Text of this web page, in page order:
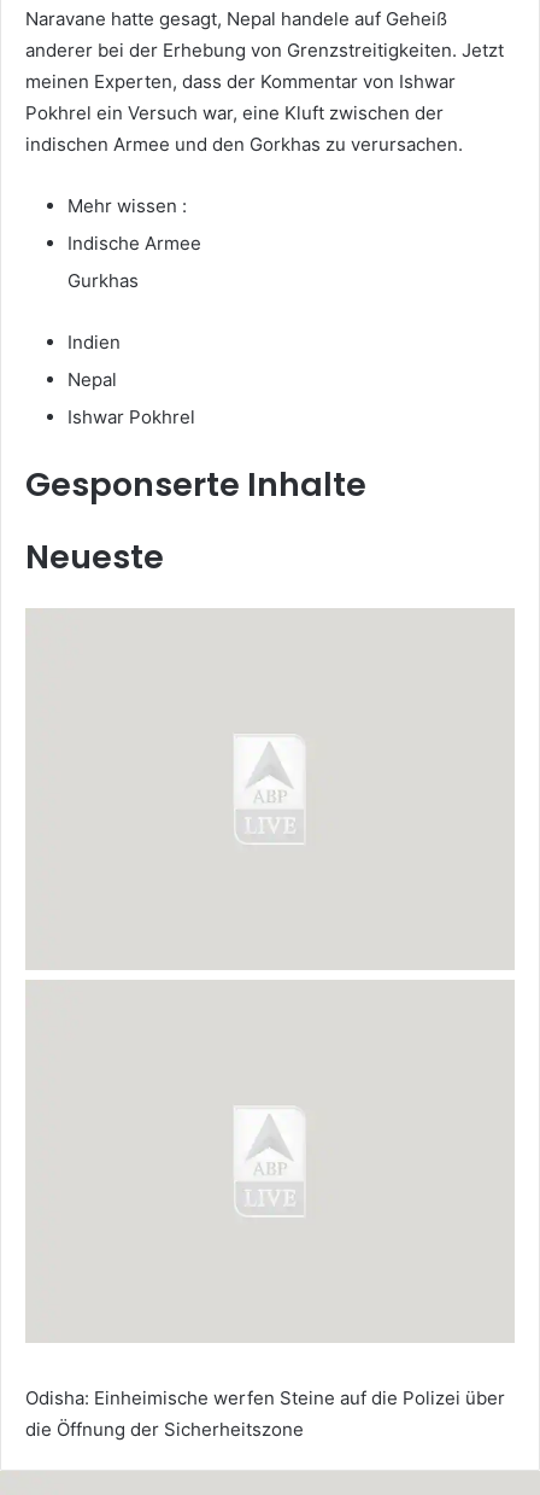
Naravane hatte gesagt, Nepal handele auf Geheiß
anderer bei der Erhebung von Grenzstreitigkeiten. Jetzt
meinen Experten, dass der Kommentar von Ishwar
Pokhrel ein Versuch war, eine Kluft zwischen der
indischen Armee und den Gorkhas zu verursachen.
Mehr wissen :
Indische Armee
Gurkhas
Indien
Nepal
Ishwar Pokhrel
Gesponserte Inhalte
Neueste
Odisha: Einheimische werfen Steine ​​auf die Polizei über
die Öffnung der Sicherheitszone